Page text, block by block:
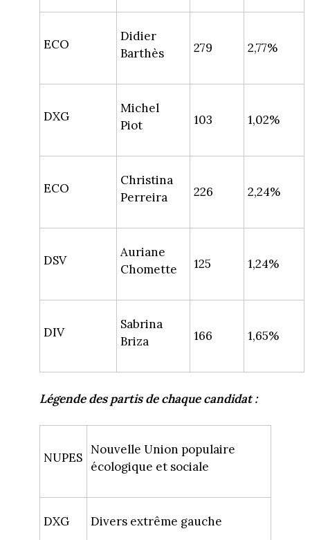
ECO
Didier
Barthès
279 2,77%
DXG
Michel
Piot
103 1,02%
ECO
Christina
Perreira
226 2,24%
DSV
Auriane
Chomette
125 1,24%
DIV
Sabrina
Briza
166 1,65%
Légende des partis de chaque candidat :
NUPES
Nouvelle Union populaire
écologique et sociale
DXG Divers extrême gauche